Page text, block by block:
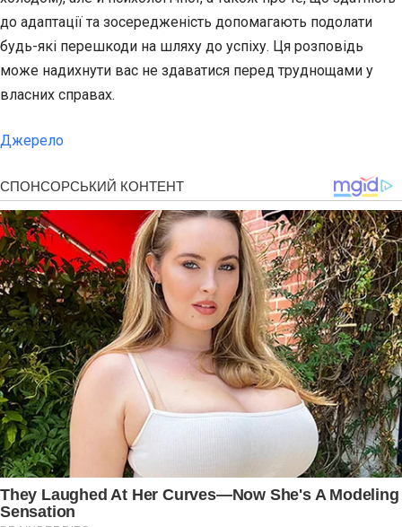
до адаптації та зосередженість допомагають подолати
будь-які перешкоди на шляху до успіху. Ця розповідь
може надихнути вас не здаватися перед труднощами у
власних справах.
Джерело